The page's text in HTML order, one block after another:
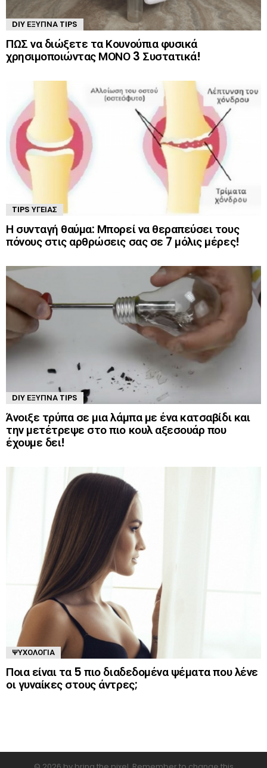
DIY ΈΞΥΠΝΑ TIPS
ΠΩΣ να διώξετε τα Κουνούπια φυσικά
χρησιμοποιώντας ΜΟΝΟ 3 Συστατικά!
TIPS ΥΓΕΊΑΣ
Η συνταγή θαύμα: Μπορεί να θεραπεύσει τους
πόνους στις αρθρώσεις σας σε 7 μόλις μέρες!
DIY ΈΞΥΠΝΑ TIPS
Άνοιξε τρύπα σε μια λάμπα με ένα κατσαβίδι και
την μετέτρεψε στο πιο κουλ αξεσουάρ που
έχουμε δει!
ΨΥΧΟΛΟΓΊΑ
Ποια είναι τα 5 πιο διαδεδομένα ψέματα που λένε
οι γυναίκες στους άντρες;